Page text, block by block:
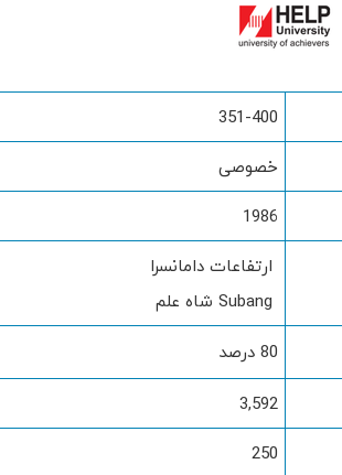
351-400
خصوصی
1986
ارتفاعات دامانسرا
80 درصد
3,592
250